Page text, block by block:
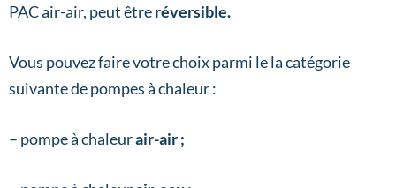
PAC air-air, peut êtreréversible.
Vous pouvez faire votre choix parmi le la catégorie
suivante de pompes à chaleur :
– pompe à chaleurair-air ;